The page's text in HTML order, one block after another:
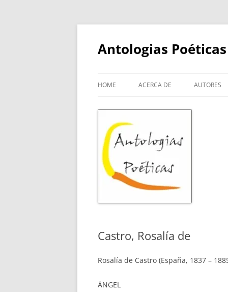
Skip
Antologias Poéticas
HOME ACERCA DE AUTORES
Castro, Rosalía de
Rosalía de Castro (España, 1837 –
ÁNGEL